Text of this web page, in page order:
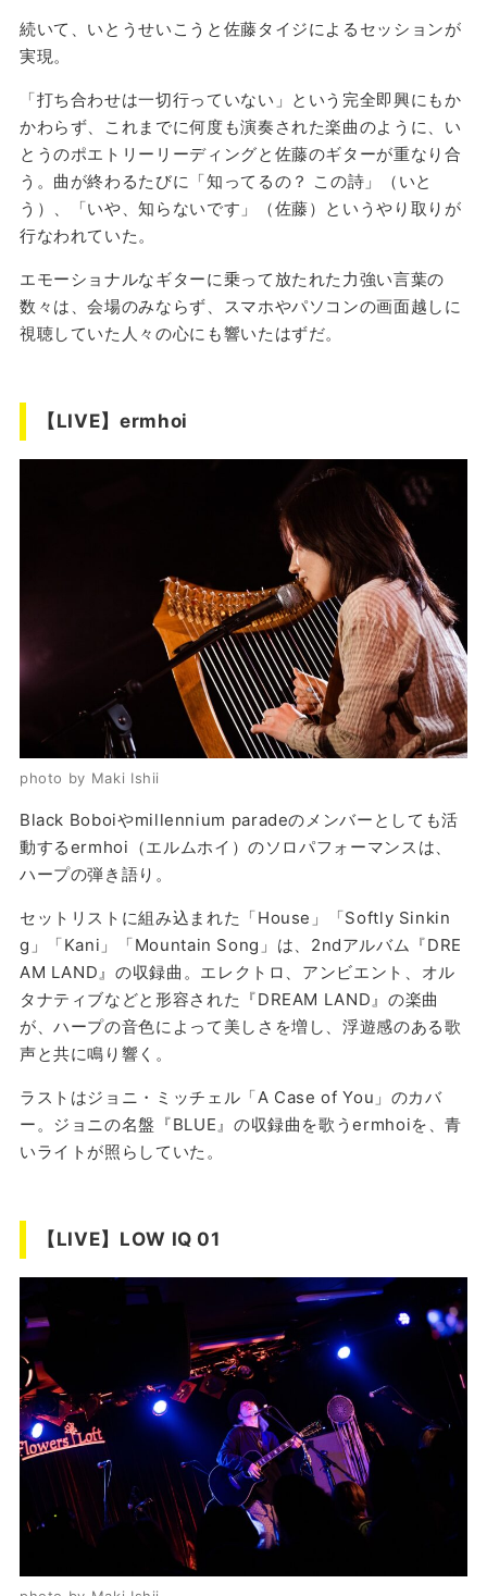
続いて、いとうせいこうと佐藤タイジによるセッションが
実現。
「打ち合わせは一切行っていない」という完全即興にもか
かわらず、これまでに何度も演奏された楽曲のように、い
とうのポエトリーリーディングと佐藤のギターが重なり合
う。曲が終わるたびに「知ってるの？ この詩」（いと
う）、「いや、知らないです」（佐藤）というやり取りが
行なわれていた。
エモーショナルなギターに乗って放たれた力強い言葉の
数々は、会場のみならず、スマホやパソコンの画面越しに
視聴していた人々の心にも響いたはずだ。
【LIVE】ermhoi
photo by Maki Ishii
Black Boboiやmillennium paradeのメンバーとしても活
動するermhoi（エルムホイ）のソロパフォーマンスは、
ハープの弾き語り。
セットリストに組み込まれた「House」「Softly Sinkin
g」「Kani」「Mountain Song」は、2ndアルバム『DRE
AM LAND』の収録曲。エレクトロ、アンビエント、オル
タナティブなどと形容された『DREAM LAND』の楽曲
が、ハープの音色によって美しさを増し、浮遊感のある歌
声と共に鳴り響く。
ラストはジョニ・ミッチェル「A Case of You」のカバ
ー。ジョニの名盤『BLUE』の収録曲を歌うermhoiを、青
いライトが照らしていた。
【LIVE】LOW IQ 01